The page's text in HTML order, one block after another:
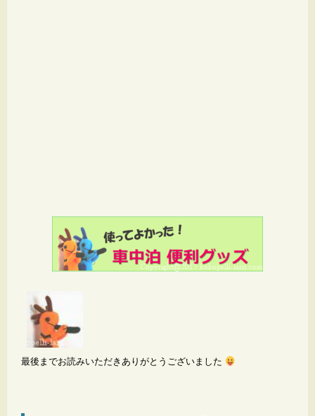
最後までお読みいただきありがとうございました